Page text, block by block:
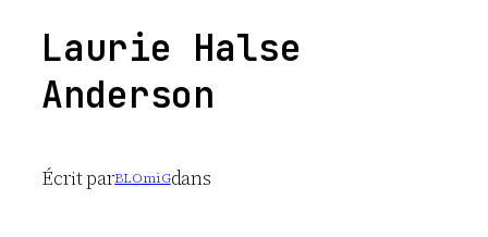
Laurie Halse
Anderson
Écrit parBLOmiGdans